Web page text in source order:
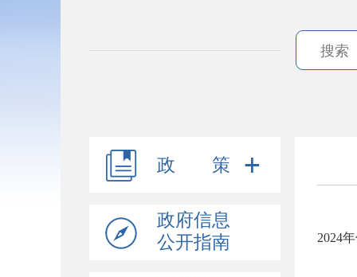
政 策
政府信息
公开指南
2024